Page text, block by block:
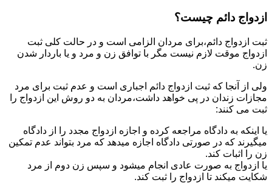
ازدواج دائم چیست؟
ثبت ازدواج دائم،برای مردان الزامی است و در حالت کلی ثبت
ازدواج موقت لازم نیست مگر با توافق زن و مرد و یا باردار شدن
زن.
ولی از آنجا که ثبت ازدواج دائم اجباری است و عدم ثبت برای مرد
مجازات زندان در پی خواهد داشت،مردان به دو روش این ازدواج را
ثبت می کنند:
یا اینکه به دادگاه مراجعه کرده و اجازه ازدواج مجدد را از دادگاه
میگیرند که در صورتی دادگاه اجازه میدهد که مرد بتواند عدم تمکین
زن را اثبات کند.
یا ازدواج به صورت عادی انجام میشود و سپس زن دوم از مرد
شکایت میکند تا ازدواج را ثبت کند.